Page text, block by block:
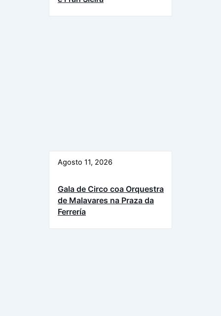
Agosto 11, 2026
Gala de Circo coa Orquestra
de Malavares na Praza da
Ferrería